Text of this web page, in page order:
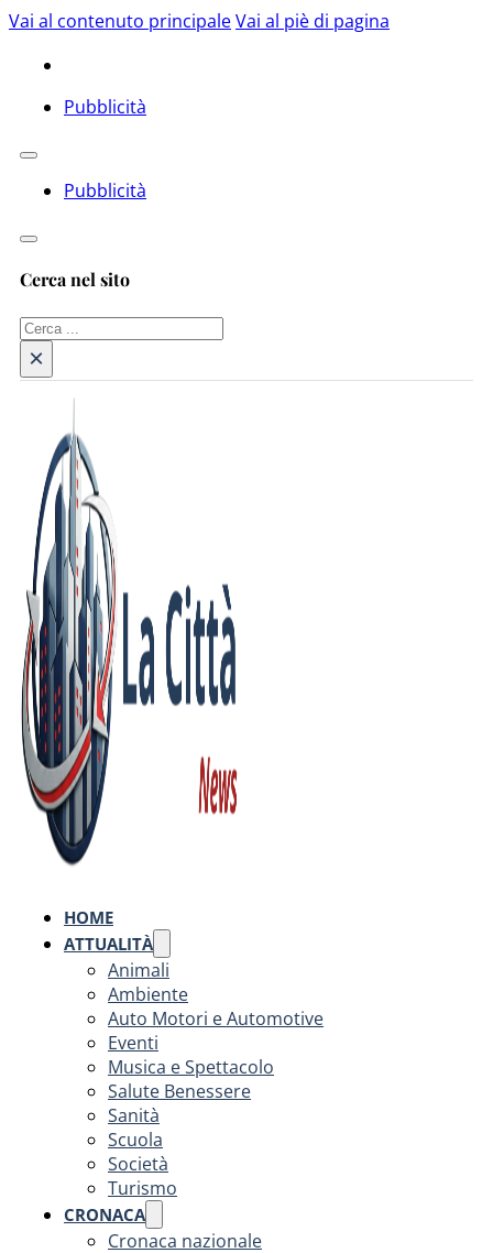
Vai al contenuto principaleVai al piè di pagina
Pubblicità
Pubblicità
Cerca nel sito
Cerca
×
HOME
ATTUALITÀ
Animali
Ambiente
Auto Motori e Automotive
Eventi
Musica e Spettacolo
Salute Benessere
Sanità
Scuola
Società
Turismo
CRONACA
Cronaca nazionale